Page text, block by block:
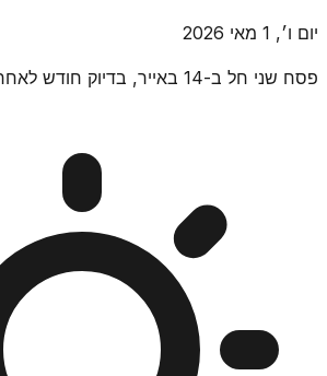
יום ו׳, 1 מאי 2026
פסח שני חל ב-14 באייר, בדיוק חודש לאחר ערב פסח.